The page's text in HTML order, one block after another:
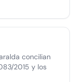
concilian
2015 y los